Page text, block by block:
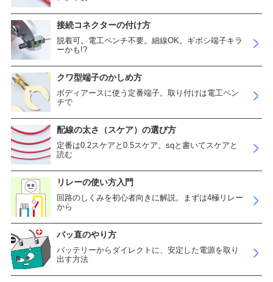
接続コネクターの付け方
脱着可。電工ペンチ不要。細線OK。ギボシ端子キラ
ーかも!?
クワ型端子のかしめ方
ボディアースに使う定番端子。取り付けは電工ペン
チで
配線の太さ（スケア）の選び方
定番は0.2スケアと0.5スケア。sqと書いてスケアと
読む
リレーの使い方入門
回路のしくみを初心者向きに解説。まずは4極リレー
から
バッ直のやり方
バッテリーからダイレクトに、安定した電源を取り
出す方法